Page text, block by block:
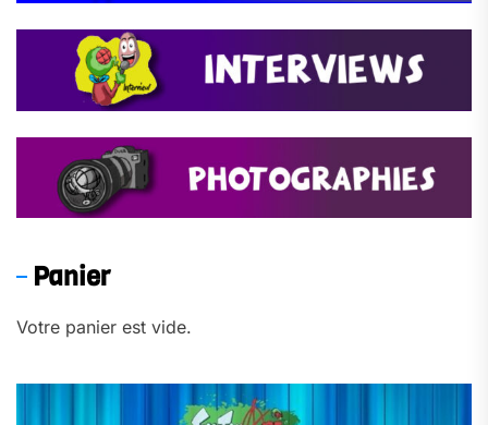
Panier
Votre panier est vide.